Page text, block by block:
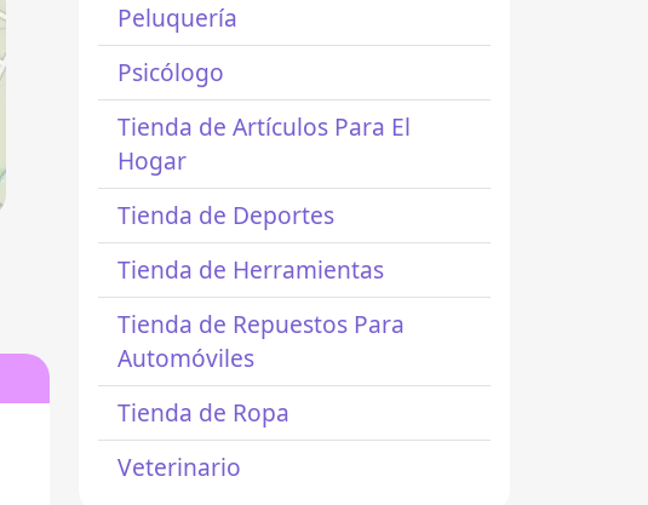
Peluquería
Psicólogo
Tienda de Artículos Para El
Hogar
Tienda de Deportes
Tienda de Herramientas
Tienda de Repuestos Para
Automóviles
Tienda de Ropa
Veterinario